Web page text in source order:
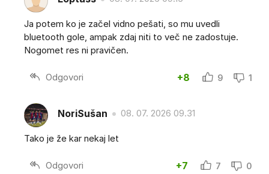
Ja potem ko je začel vidno pešati, so mu uvedli
bluetooth gole, ampak zdaj niti to več ne zadostuje.
Nogomet res ni pravičen.
Odgovori +8 9 1
NoriSušan 08. 07. 2026 09.31
Tako je že kar nekaj let
Odgovori +7 7 0